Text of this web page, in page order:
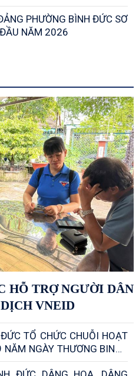
PHƯỜNG BÌNH ĐỨC SƠ
NĂM 2026
HỖ TRỢ NGƯỜI DÂN
VNEID
TỔ CHỨC CHUỖI HOẠT
NGÀY THƯƠNG BINH -